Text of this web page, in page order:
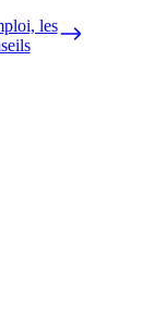
les
conformes à la
de produits